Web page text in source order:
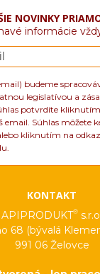
NOVINKY
informácie
budeme
legislatívou a
potvrdíte
email. Súhlas môžete
kliknutím na
KONTAKT
APIPRODUKT®
68 (bývalá
991 06 Želovce